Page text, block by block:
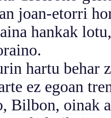
joan-etorri
hankak
behar
ez egoan
Bilbon, oinak